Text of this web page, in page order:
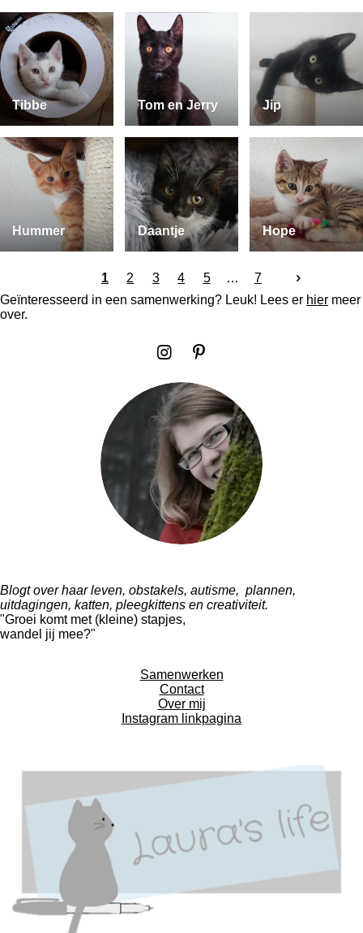
Tibbe Tom en Jerry Jip
Hummer Daantje Hope
1 2 3 4 5
7
Geïnteresseerd in een samenwerking? Leuk! Lees er hier meer
over.
I
s
t
a
g
m
P
n
t
e
r
e
s
t
Blogt over haar leven, obstakels, autisme, plannen,
uitdagingen, katten, pleegkittens en creativiteit.
"Groei komt met (kleine) stapjes,
wandel jij mee?"
Samenwerken
Contact
Over mij
Instagram linkpagina